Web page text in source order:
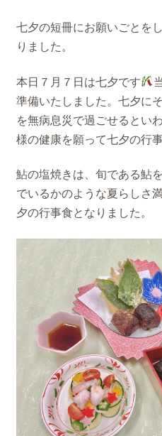
七夕の短冊にお願いごとを
りました。
本日７月７日は七夕です
準備いたしました。七夕に
を無病息災で過ごせるとい
様の健康を願って七夕の行
鮎の塩焼きは、旬である鮎
でいるかのような夏らしさ
夕の行事食となりました。